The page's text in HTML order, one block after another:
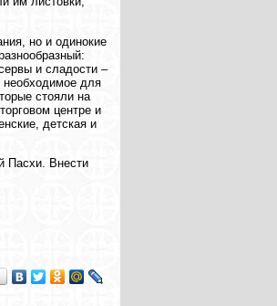
но и одинокие
и сладости –
необходимое для
стояли на
центре и
детская и
Пасхи. Внести